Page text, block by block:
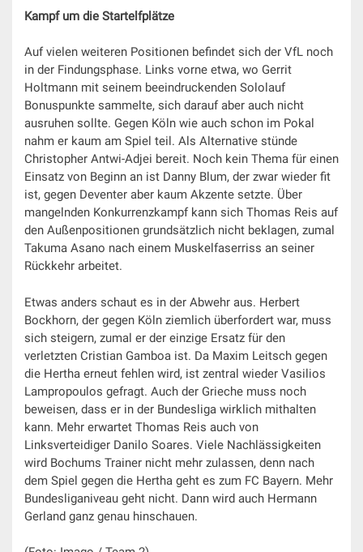
Kampf um die Startelfplätze
Auf vielen weiteren Positionen befindet sich der VfL noch
in der Findungsphase. Links vorne etwa, wo Gerrit
Holtmann mit seinem beeindruckenden Sololauf
Bonuspunkte sammelte, sich darauf aber auch nicht
ausruhen sollte. Gegen Köln wie auch schon im Pokal
nahm er kaum am Spiel teil. Als Alternative stünde
Christopher Antwi-Adjei bereit. Noch kein Thema für einen
Einsatz von Beginn an ist Danny Blum, der zwar wieder fit
ist, gegen Deventer aber kaum Akzente setzte. Über
mangelnden Konkurrenzkampf kann sich Thomas Reis auf
den Außenpositionen grundsätzlich nicht beklagen, zumal
Takuma Asano nach einem Muskelfaserriss an seiner
Rückkehr arbeitet.
Etwas anders schaut es in der Abwehr aus. Herbert
Bockhorn, der gegen Köln ziemlich überfordert war, muss
sich steigern, zumal er der einzige Ersatz für den
verletzten Cristian Gamboa ist. Da Maxim Leitsch gegen
die Hertha erneut fehlen wird, ist zentral wieder Vasilios
Lampropoulos gefragt. Auch der Grieche muss noch
beweisen, dass er in der Bundesliga wirklich mithalten
kann. Mehr erwartet Thomas Reis auch von
Linksverteidiger Danilo Soares. Viele Nachlässigkeiten
wird Bochums Trainer nicht mehr zulassen, denn nach
dem Spiel gegen die Hertha geht es zum FC Bayern. Mehr
Bundesliganiveau geht nicht. Dann wird auch Hermann
Gerland ganz genau hinschauen.